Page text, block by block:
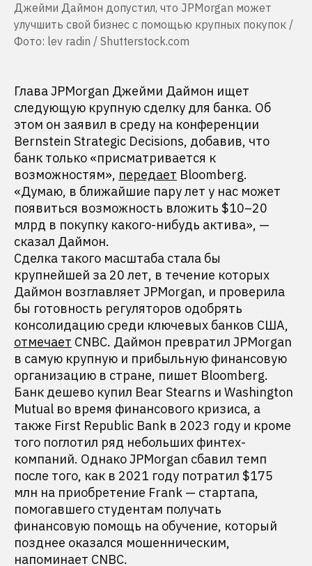
Джейми Даймон допустил, что JPMorgan может
улучшить свой бизнес с помощью крупных покупок /
Фото: lev radin / Shutterstock.com
Глава JPMorgan Джейми Даймон ищет
следующую крупную сделку для банка. Об
этом он заявил в среду на конференции
Bernstein Strategic Decisions, добавив, что
банк только «присматривается к
возможностям», передает Bloomberg.
«Думаю, в ближайшие пару лет у нас может
появиться возможность вложить $10–20
млрд в покупку какого-нибудь актива», —
сказал Даймон.
Сделка такого масштаба стала бы
крупнейшей за 20 лет, в течение которых
Даймон возглавляет JPMorgan, и проверила
бы готовность регуляторов одобрять
консолидацию среди ключевых банков США,
отмечает CNBC. Даймон превратил JPMorgan
в самую крупную и прибыльную финансовую
организацию в стране, пишет Bloomberg.
Банк дешево купил Bear Stearns и Washington
Mutual во время финансового кризиса, а
также First Republic Bank в 2023 году и кроме
того поглотил ряд небольших финтех-
компаний. Однако JPMorgan сбавил темп
после того, как в 2021 году потратил $175
млн на приобретение Frank — стартапа,
помогавшего студентам получать
финансовую помощь на обучение, который
позднее оказался мошенническим,
напоминает CNBC.